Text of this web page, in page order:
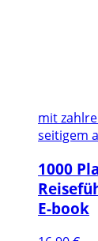
mit
seitigem
1000
E-book